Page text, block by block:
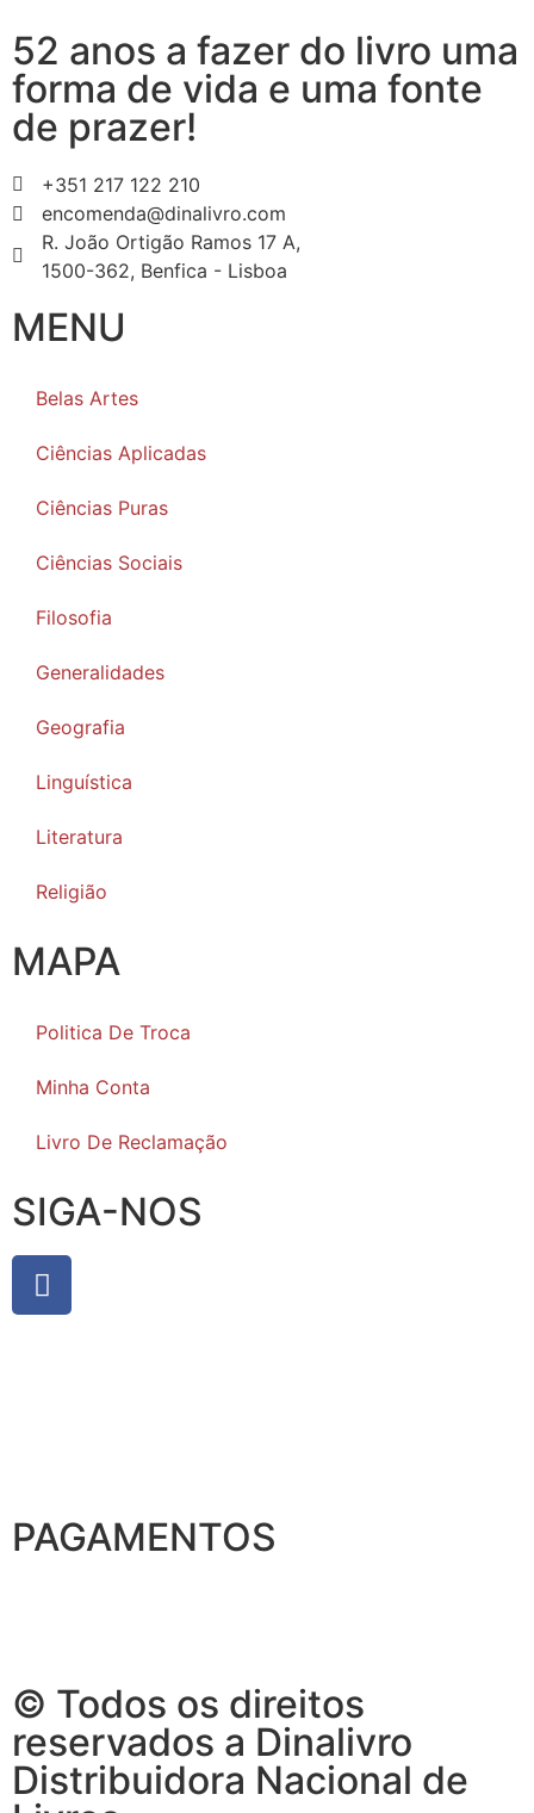
52 anos a fazer do livro uma
forma de vida e uma fonte
de prazer!
+351 217 122 210
encomenda@dinalivro.com
R. João Ortigão Ramos 17 A,
1500-362, Benfica - Lisboa
MENU
Belas Artes
Ciências Aplicadas
Ciências Puras
Ciências Sociais
Filosofia
Generalidades
Geografia
Linguística
Literatura
Religião
MAPA
Politica De Troca
Minha Conta
Livro De Reclamação
SIGA-NOS
PAGAMENTOS
© Todos os direitos
reservados a Dinalivro
Distribuidora Nacional de